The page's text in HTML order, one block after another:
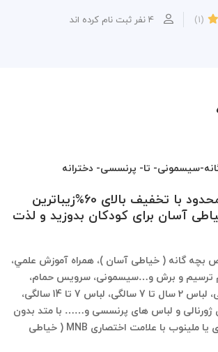
(1) 4 نفر ثبت نام کرده اند
سیسمونی- تا- پرنسسی- دخترانه
تا زمانی بسیار محدود با تخفیف بالای 60%زیباترین
آسان برای کودکان بدوزید و لذت
گانه ( خیاطی آسان )، همراه آموزش علمي،
ترسیم و برش و…سیسمونی، سرویس حمام،
لباس نوزاد تا 2 سالگی، لباس 2 سال تا 7 سالگی، لباس 7 تا 14 سالگی،
ژورنالی و لباس های پرنسسی و…… با متد بدون
الگو و بدون پرو بدری یا ملینوب با علامت اختصاری MNB ( خیاطی